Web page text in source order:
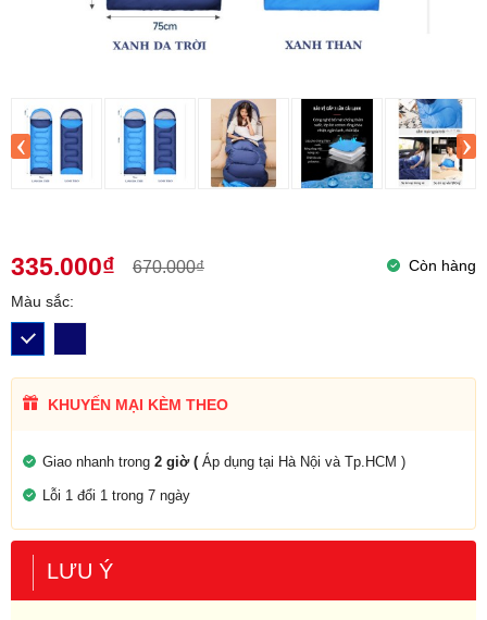
‹ ›
335.000₫ 670.000₫ Còn hàng
Màu sắc:
KHUYẾN MẠI KÈM THEO
Giao nhanh trong 2 giờ ( Áp dụng tại Hà Nội và Tp.HCM )
Lỗi 1 đổi 1 trong 7 ngày
LƯU Ý